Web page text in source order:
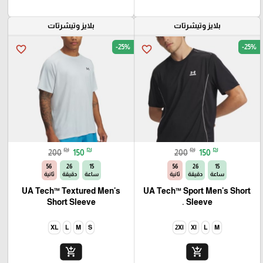
بلايز وتيشرتات
favorite_border -25%
200 ₪ 150 ₪
15
ساعة
26
دقيقة
54
ثانية
UA Tech™ Sport Men's Short
Sleeve .
M
L
Xl
2Xl
add_shopping_cart
بلايز وتيشرتات
favorite_border -25%
200 ₪ 150 ₪
15
ساعة
26
دقيقة
54
ثانية
UA Tech™ Textured Men's
Short Sleeve
S
M
L
XL
add_shopping_cart